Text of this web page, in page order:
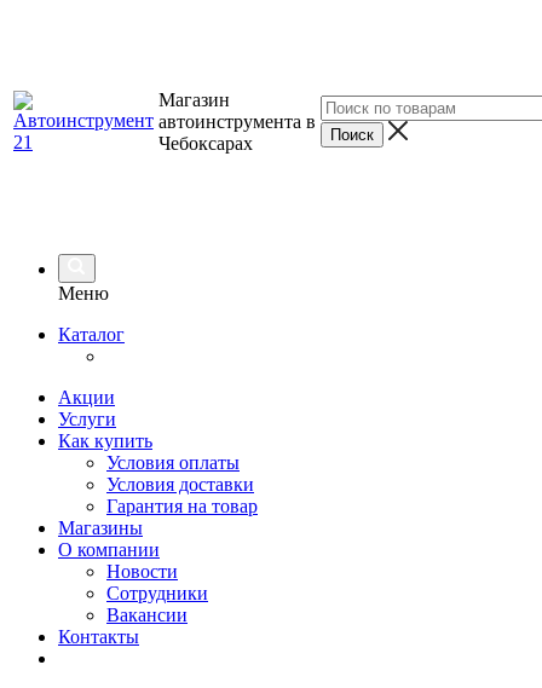
Магазин
автоинструмента в
Чебоксарах
Меню
Каталог
Акции
Услуги
Как купить
Условия оплаты
Условия доставки
Гарантия на товар
Магазины
О компании
Новости
Сотрудники
Вакансии
Контакты